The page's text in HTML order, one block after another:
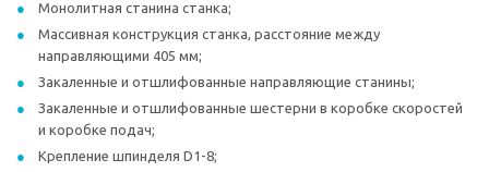
Монолитная станина станка;
Массивная конструкция станка, расстояние между
направляющими 405 мм;
Закаленные и отшлифованные направляющие станины;
Закаленные и отшлифованные шестерни в коробке скоростей
и коробке подач;
Крепление шпинделя D1-8;